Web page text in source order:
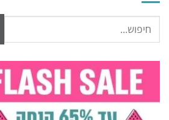
עבור: